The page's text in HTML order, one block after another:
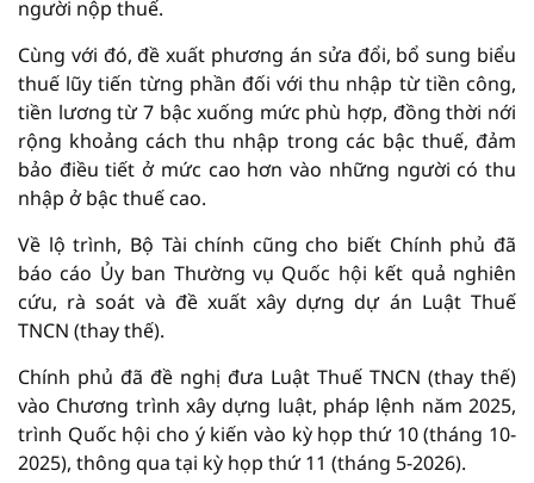
người nộp thuế.
Cùng với đó, đề xuất phương án sửa đổi, bổ sung biểu
thuế lũy tiến từng phần đối với thu nhập từ tiền công,
tiền lương từ 7 bậc xuống mức phù hợp, đồng thời nới
rộng khoảng cách thu nhập trong các bậc thuế, đảm
bảo điều tiết ở mức cao hơn vào những người có thu
nhập ở bậc thuế cao.
Về lộ trình, Bộ Tài chính cũng cho biết Chính phủ đã
báo cáo Ủy ban Thường vụ Quốc hội kết quả nghiên
cứu, rà soát và đề xuất xây dựng dự án Luật Thuế
TNCN (thay thế).
Chính phủ đã đề nghị đưa Luật Thuế TNCN (thay thế)
vào Chương trình xây dựng luật, pháp lệnh năm 2025,
trình Quốc hội cho ý kiến vào kỳ họp thứ 10 (tháng 10-
2025), thông qua tại kỳ họp thứ 11 (tháng 5-2026).